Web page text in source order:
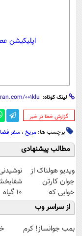
اپلیکیشن
لینک کوتاه:
‌گزارش خطا در خبر
برچسب ها: مریخ ، سفر
مطالب پیشنهادی
ویدیو هولناک از
جوان کارتن
خوابی که
میلیاردر شد.
آموزش رایگان
10 گیاه
امشب)
از سراسر وب
بمب جوانساز! کرم